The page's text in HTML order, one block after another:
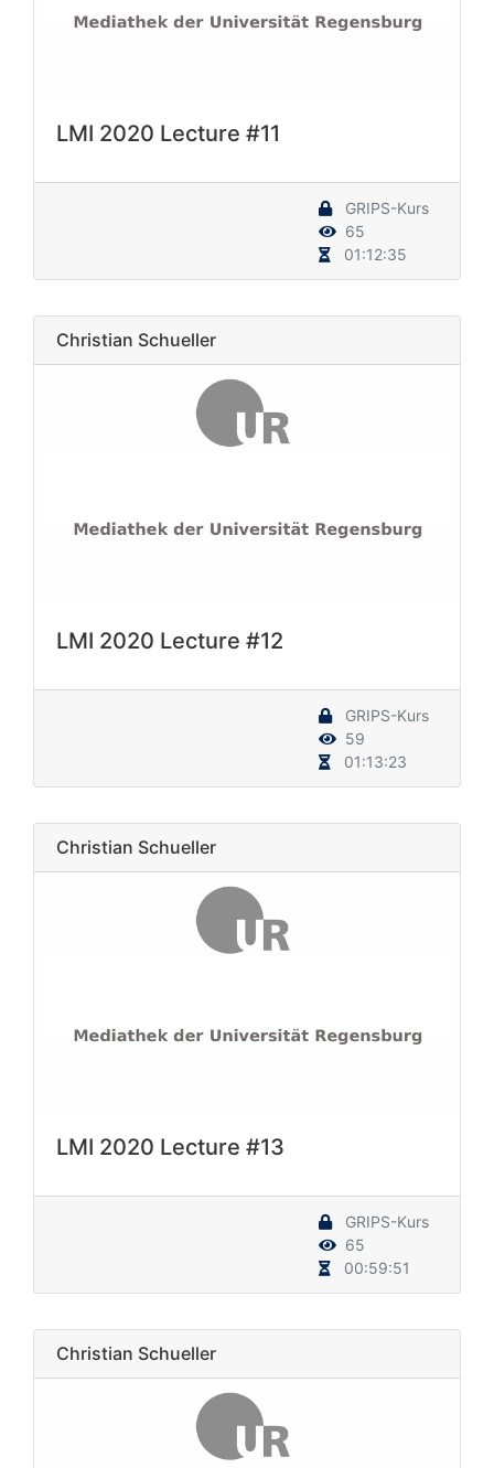
LMI 2020 Lecture #11
GRIPS-Kurs
65
01:12:35
Christian Schueller
LMI 2020 Lecture #12
GRIPS-Kurs
59
01:13:23
Christian Schueller
LMI 2020 Lecture #13
GRIPS-Kurs
65
00:59:51
Christian Schueller